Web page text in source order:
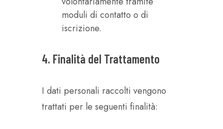
moduli di contatto o di
iscrizione.
4. Finalità del Trattamento
I dati personali raccolti vengono
trattati per le seguenti finalità: